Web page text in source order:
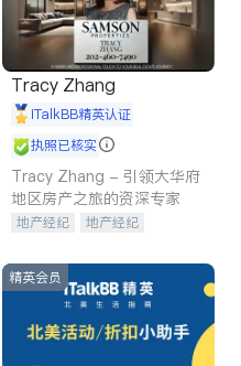
Tracy Zhang
iTalkBB精英认证
执照已核实
Tracy Zhang - 引领大华府
地区房产之旅的资深专家
地产经纪
地产经纪
商铺租售
精英会员